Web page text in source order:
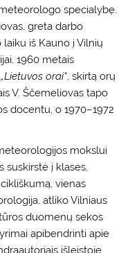
specialybę.
greta darbo
iš Kauno į Vilnių
1960 metais
„Lietuvos orai“, skirtą orų
V. Ščemeliovas tapo
docentu, o 1970–1972
mokslui
suskirstė į klases,
vienas
atliko Vilniaus
duomenų sekos
apibendrinti apie
išleistoje